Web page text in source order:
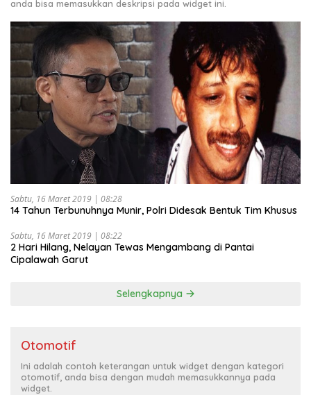
anda bisa memasukkan deskripsi pada widget ini.
Sabtu, 16 Maret 2019 | 08:28
14 Tahun Terbunuhnya Munir, Polri Didesak Bentuk Tim Khusus
Sabtu, 16 Maret 2019 | 08:22
2 Hari Hilang, Nelayan Tewas Mengambang di Pantai
Cipalawah Garut
Selengkapnya
Otomotif
Ini adalah contoh keterangan untuk widget dengan kategori
otomotif, anda bisa dengan mudah memasukkannya pada
widget.